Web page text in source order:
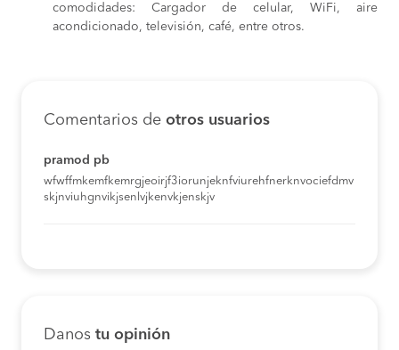
comodidades: Cargador de celular, WiFi, aire
acondicionado, televisión, café, entre otros.
Comentarios de otros usuarios
pramod pb
wfwffmkemfkemrgjeoirjf3iorunjeknfviurehfnerknvociefdmv
skjnviuhgnvikjsenlvjkenvkjenskjv
Danos tu opinión